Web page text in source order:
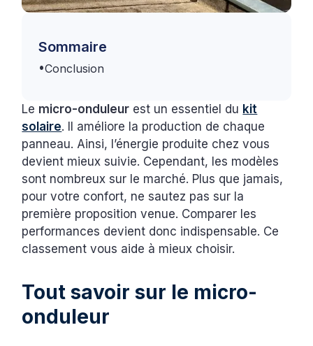
Sommaire
•Conclusion
Le micro-onduleur est un essentiel du kit
solaire. Il améliore la production de chaque
panneau. Ainsi, l’énergie produite chez vous
devient mieux suivie. Cependant, les modèles
sont nombreux sur le marché. Plus que jamais,
pour votre confort, ne sautez pas sur la
première proposition venue. Comparer les
performances devient donc indispensable. Ce
classement vous aide à mieux choisir.
Tout savoir sur le micro-
onduleur